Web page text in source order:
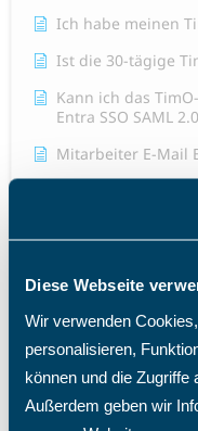
Diese Webseite
Wir verwenden
personalisieren,
können und die Zugriffe
Außerdem geben wir
Ich habe meinen
Ist die 30-tägige
Kann ich das
Entra SSO SAML
Mitarbeiter E-Mail
Warum benötige
meine
Einträge im Menü?
Was passiert nach
Welche Import-
TimO?
Welche